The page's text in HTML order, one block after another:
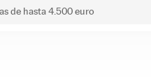
de hasta 4.500 euro